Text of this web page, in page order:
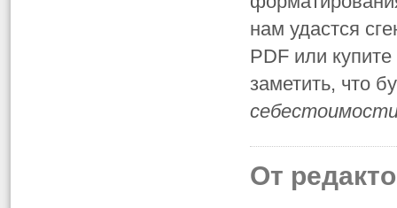
нам удастся
PDF или
заметить, что
От